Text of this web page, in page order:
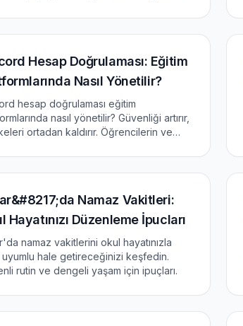
Hesap Doğrulaması: Eğitim
Nasıl Yönetilir?
hesap doğrulaması eğitim
nasıl yönetilir? Güvenliği artırır,
ortadan kaldırır. Öğrencilerin ve
Namaz Vakitleri:
Hayatınızı Düzenleme İpucları
namaz vakitlerini okul hayatınızla
uyumlu hale getireceğinizi keşfedin.
rutin ve dengeli yaşam için ipuçları.